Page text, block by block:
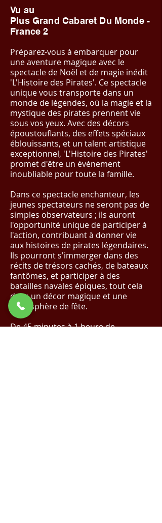
Vu au
Plus Grand Cabaret Du Monde -
France 2
Préparez-vous à embarquer pour
une aventure magique avec le
spectacle de Noël et de magie inédit
'L'Histoire des Pirates'. Ce spectacle
unique vous transporte dans un
monde de légendes, où la magie et la
mystique des pirates prennent vie
sous vos yeux. Avec des décors
époustouflants, des effets spéciaux
éblouissants, et un talent artistique
exceptionnel, 'L'Histoire des Pirates'
promet d'être un événement
inoubliable pour toute la famille.
Dans ce spectacle enchanteur, les
jeunes spectateurs ne seront pas de
simples observateurs ; ils auront
l'opportunité unique de participer à
l'action, contribuant à donner vie
aux histoires de pirates légendaires.
Ils pourront s'immerger dans des
récits de trésors cachés, de bateaux
fantômes, et participer à des
batailles navales épiques, tout cela
dans un décor magique et une
atmosphère de fête.
De 45 minutes à 1 heure de